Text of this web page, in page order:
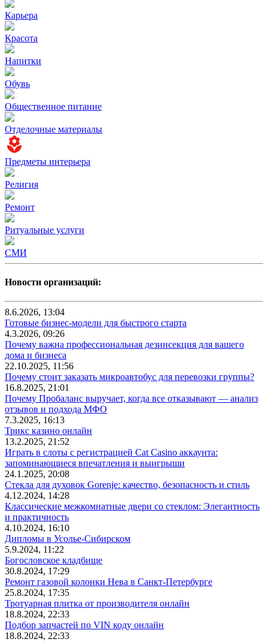
Карьера
Красота
Напитки
Обувь
Общественное питание
Отделочные материалы
Предметы интерьера
Религия
Ремонт
Ритуальные услуги
СМИ
Новости организаций:
8.6.2026, 13:04
Готовые бизнес-модели для быстрого старта
4.3.2026, 09:26
Почему важна профессиональная дезинсекция для вашего
дома и бизнеса
22.10.2025, 11:56
Почему стоит заказать микроавтобус для перевозки группы?
16.8.2025, 21:01
Почему Пробаланс выручает, когда все отказывают — анализ
отзывов и подхода МФО
7.3.2025, 16:13
Трикс казино онлайн
13.2.2025, 21:52
Играть в слоты с регистрацией Cat Casino аккаунта:
запоминающиеся впечатления и выигрыши
24.1.2025, 20:08
Стекла для духовок Gorenje: качество, безопасность и стиль
4.12.2024, 14:28
Классические межкомнатные двери со стеклом: Элегантность
и практичность
4.10.2024, 16:10
Дипломы в Усолье-Сибирском
5.9.2024, 11:22
Богословское кладбище
30.8.2024, 17:29
Ремонт газовой колонки Нева в Санкт-Петербурге
25.8.2024, 17:35
Тротуарная плитка от производителя онлайн
18.8.2024, 22:33
Подбор запчастей по VIN коду онлайн
18.8.2024, 22:33